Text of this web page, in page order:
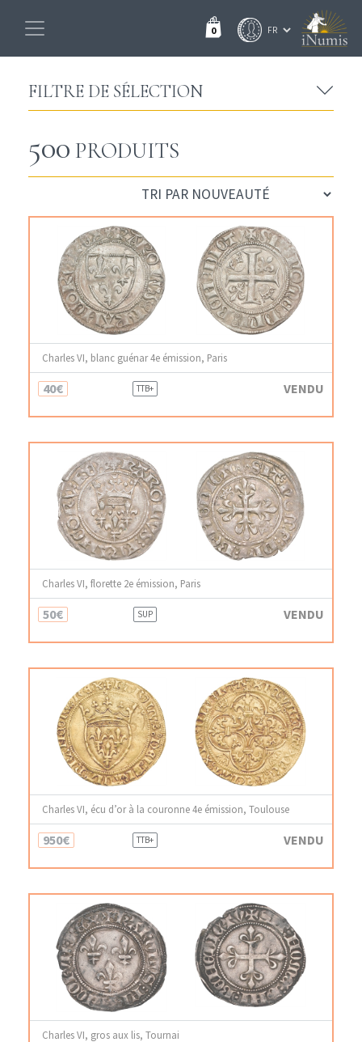
0
FILTRE DE SÉLECTION
500 PRODUITS
Charles VI, blanc guénar 4e émission, Paris
40€ TTB+ VENDU
Charles VI, florette 2e émission, Paris
50€ SUP VENDU
Charles VI, écu d’or à la couronne 4e émission, Toulouse
950€ TTB+ VENDU
Charles VI, gros aux lis, Tournai